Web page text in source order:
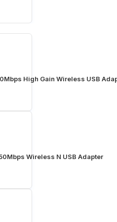
High Gain Wireless USB
Wireless N USB Adapter